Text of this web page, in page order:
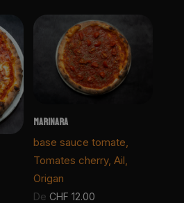
MARINARA
base sauce tomate,
Tomates cherry, Ail,
Origan
De CHF 12.00